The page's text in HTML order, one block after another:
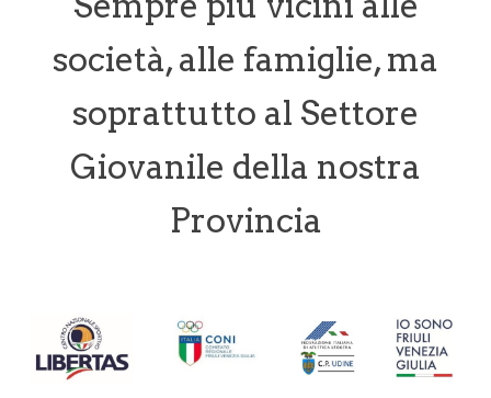
società, alle famiglie, ma
soprattutto al Settore
Giovanile della nostra
Provincia